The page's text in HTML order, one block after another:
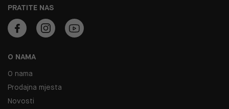
O NAMA
O nama
Prodajna mjesta
Novosti
PRATITE NAS